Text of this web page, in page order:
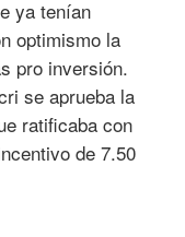
ya tenían
optimismo la
pro inversión.
se aprueba la
ratificaba con
de 7.50